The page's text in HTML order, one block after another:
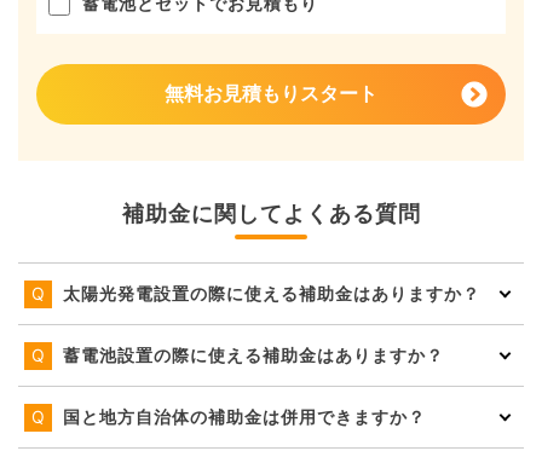
無料お見積もりスタート
補助金に関してよくある質問
太陽光発電設置の際に使える補助金はありますか？
蓄電池設置の際に使える補助金はありますか？
国と地方自治体の補助金は併用できますか？